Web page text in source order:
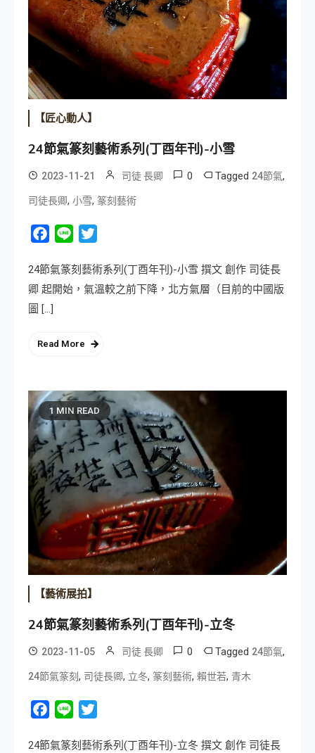
【匠心動人】
24節氣篆刻藝術系列(丁酉年刊)-小雪
2023-11-21 司徒 長卿 0 Tagged 24節氣,
司徒長卿, 小雪, 篆刻藝術
Facebook
Line
24節氣篆刻藝術系列(丁酉年刊)-小雪 撰文 創作 司徒長
卿 起開始，氣溫較之前下降，北方氣層（目前的中國版
圖 […]
Read More
1 MIN READ
【藝術展拍】
24節氣篆刻藝術系列(丁酉年刊)-立冬
2023-11-05 司徒 長卿 0 Tagged 24節氣,
24節氣篆刻, 司徒長卿, 立冬, 篆刻藝術, 賴世若, 青木
Facebook
Line
24節氣篆刻藝術系列(丁酉年刊)-立冬 撰文 創作 司徒長